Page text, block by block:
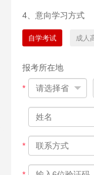
4、意向学习方式
自学考试 成人
报考所在地
*
*